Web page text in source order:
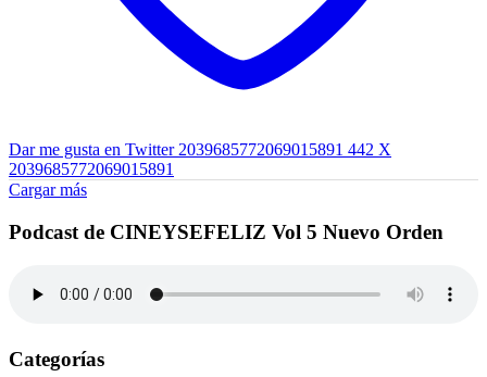
Dar me gusta en Twitter 2039685772069015891 442 X
2039685772069015891
Cargar más
Podcast de CINEYSEFELIZ Vol 5 Nuevo Orden
Categorías